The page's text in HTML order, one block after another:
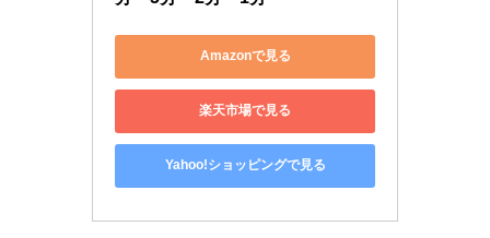
Amazonで見る
楽天市場で見る
Yahoo!ショッピングで見る